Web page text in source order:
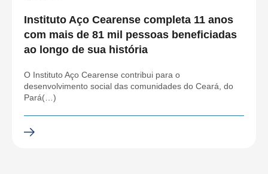
Instituto Aço Cearense completa 11 anos
com mais de 81 mil pessoas beneficiadas
ao longo de sua história
O Instituto Aço Cearense contribui para o
desenvolvimento social das comunidades do Ceará, do
Pará(…)